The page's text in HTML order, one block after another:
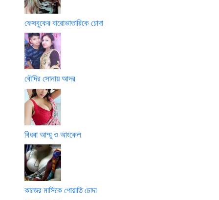
ফেসবুকের বারোভাতারিকে চোদা
বৌদির সোনায় আদর
বিধবা আম্মু ও আংকেল
কাজের মাসিকে পোয়াতি চোদা